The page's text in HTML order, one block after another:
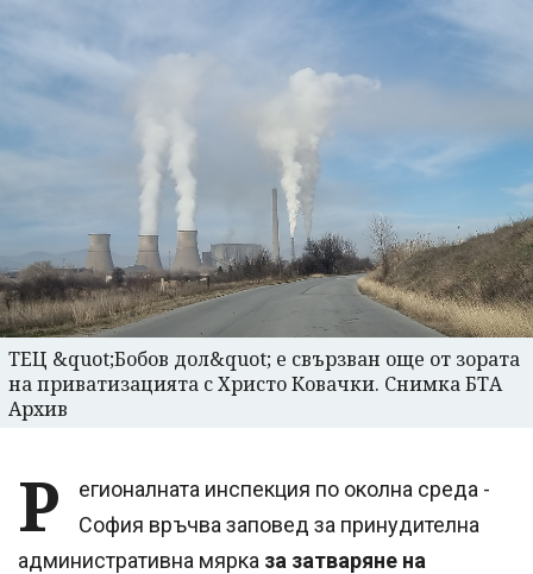
ТЕЦ &quot;Бобов дол&quot; е свързван още от зората
на приватизацията с Христо Ковачки. Снимка БТА
Архив
Р
егионалната инспекция по околна среда -
София връчва заповед за принудителна
административна мярка за затваряне на